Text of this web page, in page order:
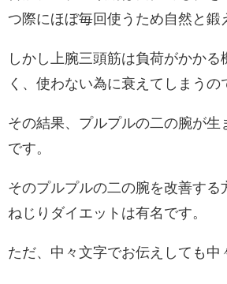
つ際にほぼ毎回使うため自然と鍛
しかし上腕三頭筋は負荷がかかる
く、使わない為に衰えてしまうの
その結果、プルプルの二の腕が生
です。
そのプルプルの二の腕を改善する
ねじりダイエットは有名です。
ただ、中々文字でお伝えしても中